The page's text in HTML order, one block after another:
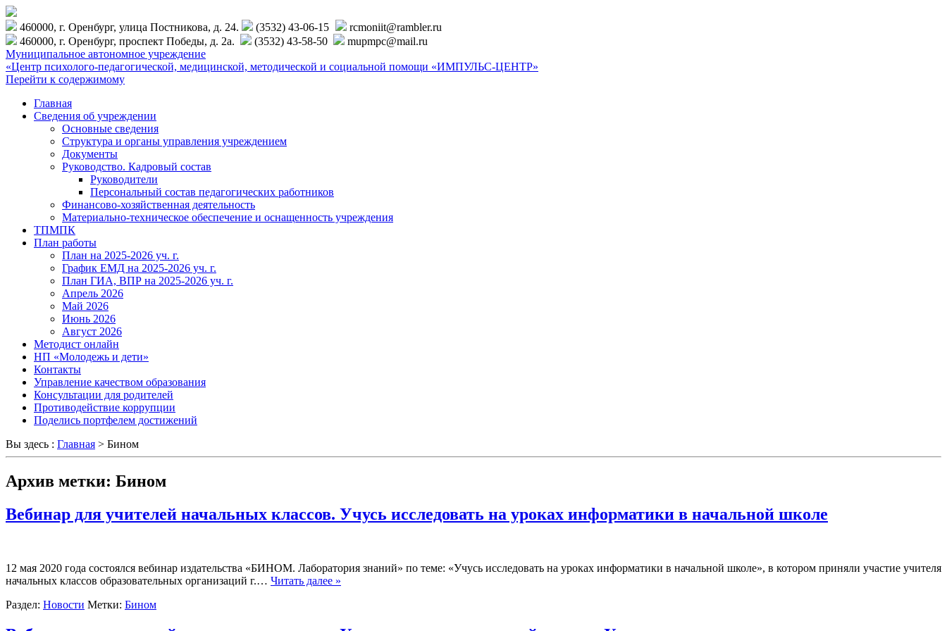
460000, г. Оренбург, улица Постникова, д. 24. (3532) 43-06-15
rcmoniit@rambler.ru
460000, г. Оренбург, проспект Победы, д. 2а.
(3532) 43-58-50
mupmpc@mail.ru
Муниципальное автономное учреждение
«Центр психолого-педагогической, медицинской, методической и социальной помощи «ИМПУЛЬС-ЦЕНТР»
Перейти к содержимому
Главная
Сведения об учреждении
Основные сведения
Структура и органы управления учреждением
Документы
Руководство. Кадровый состав
Руководители
Персональный состав педагогических работников
Финансово-хозяйственная деятельность
Материально-техническое обеспечение и оснащенность учреждения
ТПМПК
План работы
План на 2025-2026 уч. г.
График ЕМД на 2025-2026 уч. г.
План ГИА, ВПР на 2025-2026 уч. г.
Апрель 2026
Май 2026
Июнь 2026
Август 2026
Методист онлайн
НП «Молодежь и дети»
Контакты
Управление качеством образования
Консультации для родителей
Противодействие коррупции
Поделись портфелем достижений
Вы здесь : Главная > Бином
Архив метки: Бином
Вебинар для учителей начальных классов. Учусь исследовать на уроках информатики в начальной школе
12 мая 2020 года состоялся вебинар издательства «БИНОМ. Лаборатория знаний» по теме: «Учусь исследовать на уроках информатики в начальной школе», в котором приняли участие учителя
начальных классов образовательных организаций г.… Читать далее »
Раздел: Новости Метки: Бином